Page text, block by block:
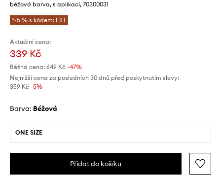
béžová barva, s aplikací, 70300031
*-5 % s kódem: LST
Aktuální cena:
339 Kč
Běžná cena: 649 Kč -47%
Nejnižší cena za posledních 30 dnů před poskytnutím slevy:
359 Kč -5%
Barva: béžová
ONE SIZE
Přidat do košíku